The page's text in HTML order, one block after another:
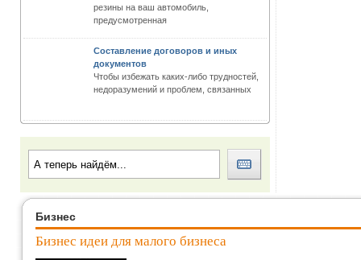
резины на ваш автомобиль,
предусмотренная
Составление договоров и иных
документов
Чтобы избежать каких-либо трудностей,
недоразумений и проблем, связанных
Бизнес
Бизнес идеи для малого бизнеса